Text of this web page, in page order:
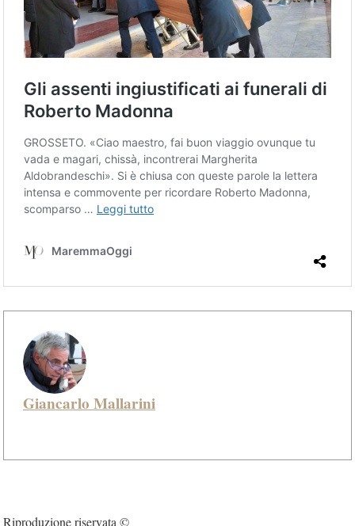
Giancarlo Mallarini
Riproduzione riservata ©